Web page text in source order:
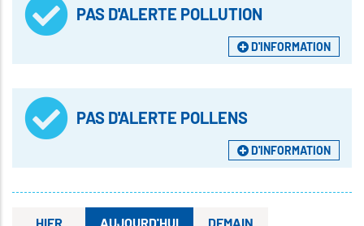
PAS D'ALERTE POLLUTION
D'INFORMATION
PAS D'ALERTE POLLENS
D'INFORMATION
HIER AUJOURD'HUI DEMAIN